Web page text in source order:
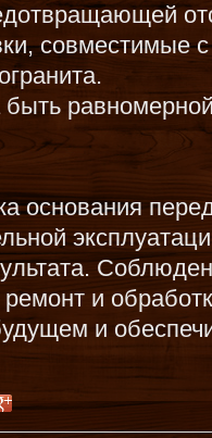
совместимые
основания
и
и